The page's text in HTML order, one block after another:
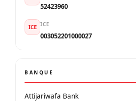
52423960
ICE ICE
003052201000027
BANQUE
Attijariwafa Bank